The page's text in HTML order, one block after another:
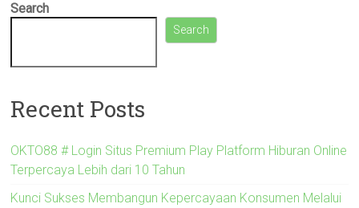
Search
Search
Recent Posts
OKTO88 # Login Situs Premium Play Platform Hiburan Online
Terpercaya Lebih dari 10 Tahun
Kunci Sukses Membangun Kepercayaan Konsumen Melalui